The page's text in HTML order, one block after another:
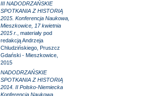
III NADODRZAŃSKIE
SPOTKANIA Z HISTORIĄ
2015. Konferencja Naukowa,
Mieszkowice, 17 kwietnia
2015 r.
, materiały pod
redakcją Andrzeja
Chludzińskiego, Pruszcz
Gdański - Mieszkowice,
2015
NADODRZAŃSKIE
SPOTKANIA Z HISTORIĄ
2014. II Polsko-Niemiecka
Konferencja Naukowa,